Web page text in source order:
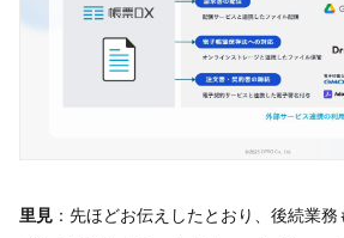
里見 ：先ほどお伝えしたとおり、後続業